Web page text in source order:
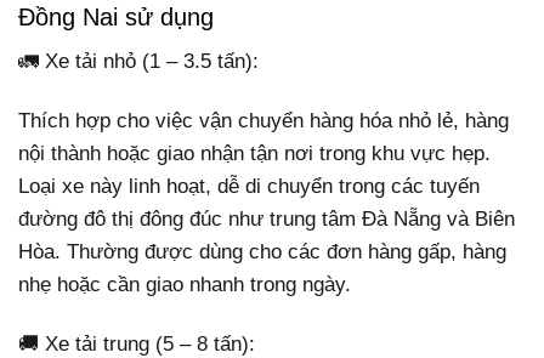
Đồng Nai sử dụng
🚛 Xe tải nhỏ (1 – 3.5 tấn):
Thích hợp cho việc vận chuyển hàng hóa nhỏ lẻ, hàng
nội thành hoặc giao nhận tận nơi trong khu vực hẹp.
Loại xe này linh hoạt, dễ di chuyển trong các tuyến
đường đô thị đông đúc như trung tâm Đà Nẵng và Biên
Hòa. Thường được dùng cho các đơn hàng gấp, hàng
nhẹ hoặc cần giao nhanh trong ngày.
🚚 Xe tải trung (5 – 8 tấn):